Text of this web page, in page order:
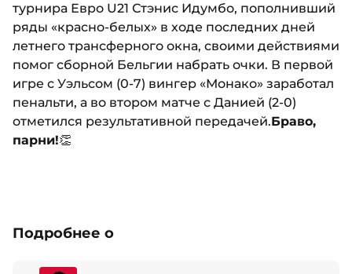
турнира Евро U21 Стэнис Идумбо, пополнивший
ряды «красно-белых» в ходе последних дней
летнего трансферного окна, своими действиями
помог сборной Бельгии набрать очки. В первой
игре с Уэльсом (0-7) вингер «Монако» заработал
пенальти, а во втором матче с Данией (2-0)
отметился результативной передачей.Браво,
парни!👏
Подробнее о